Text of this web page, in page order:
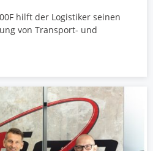
hilft der Logistiker seinen
von Transport- und